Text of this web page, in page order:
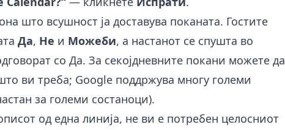
што всушност ја доставува поканата. Гостите
Да, Не и Можеби, а настанот се спушта во
со Да. За секојдневните покани можете да
ви треба; Google поддржува многу големи
за големи состаноци).
од една линија, не ви е потребен целосниот